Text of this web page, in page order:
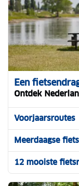
Een
Ontdek
Voorjaarsroutes
Meerdaagse
12 mooiste